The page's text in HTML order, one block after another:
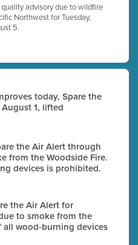
advisory due to wildfire
Northwest for Tuesday,
5.
today, Spare the
1, lifted
the Air Alert through
from the Woodside Fire.
devices is prohibited.
the Air Alert for
to smoke from the
all wood-burning devices